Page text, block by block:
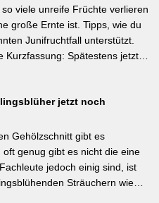
Kurzfassung: Ein bildreich
beginnt direkt nach
wiederholt werden.
Wunden rasch abtrocknen.
bei Freilandtomaten das
bei buschigen Sorten, die
viele unreife Früchte verlieren
große Ernte ist. Tipps, wie du
Junifruchtfall unterstützt.
Kurzfassung: Spätestens jetzt –
ein rechtzeitiges Eingreifen vor
von
gilt: max. zwei kräftige
mindestens eine Handbreit.
entfernen.
jetzt noch
Gehölzschnitt gibt es
genug gibt es nicht die eine
jedoch einig sind, ist
Sträuchern wie